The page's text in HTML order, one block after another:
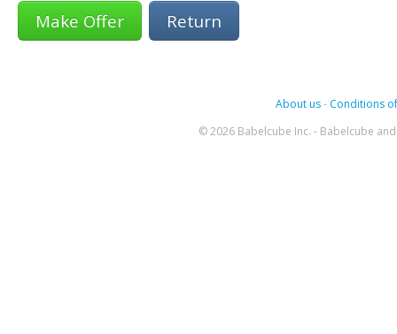
Return
About us- Conditions
© 2026 Babelcube Inc. - Babelcube